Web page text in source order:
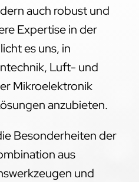
auch robust und
Expertise in der
es uns, in
Luft- und
Mikroelektronik
anzubieten.
Besonderheiten der
aus
und